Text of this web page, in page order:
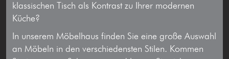
klassischen Tisch als Kontrast zu Ihrer modernen
Küche?
In unserem Möbelhaus finden Sie eine große Auswahl
an Möbeln in den verschiedensten Stilen. Kommen